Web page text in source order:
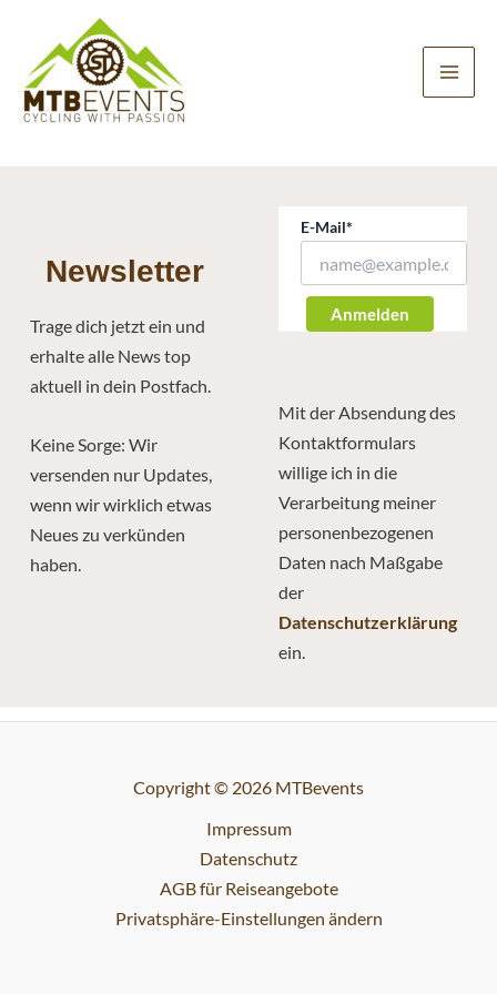
springen
Newsletter
Trage dich jetzt ein und
erhalte alle News top
aktuell in dein Postfach.
Keine Sorge: Wir
versenden nur Updates,
wenn wir wirklich etwas
Neues zu verkünden
haben.
E-Mail*
Anmelden
Mit der Absendung des
Kontaktformulars
willige ich in die
Verarbeitung meiner
personenbezogenen
Daten nach Maßgabe
der
Datenschutzerklärung
ein.
Copyright © 2026 MTBevents
Impressum
Datenschutz
AGB für Reiseangebote
Privatsphäre-Einstellungen ändern